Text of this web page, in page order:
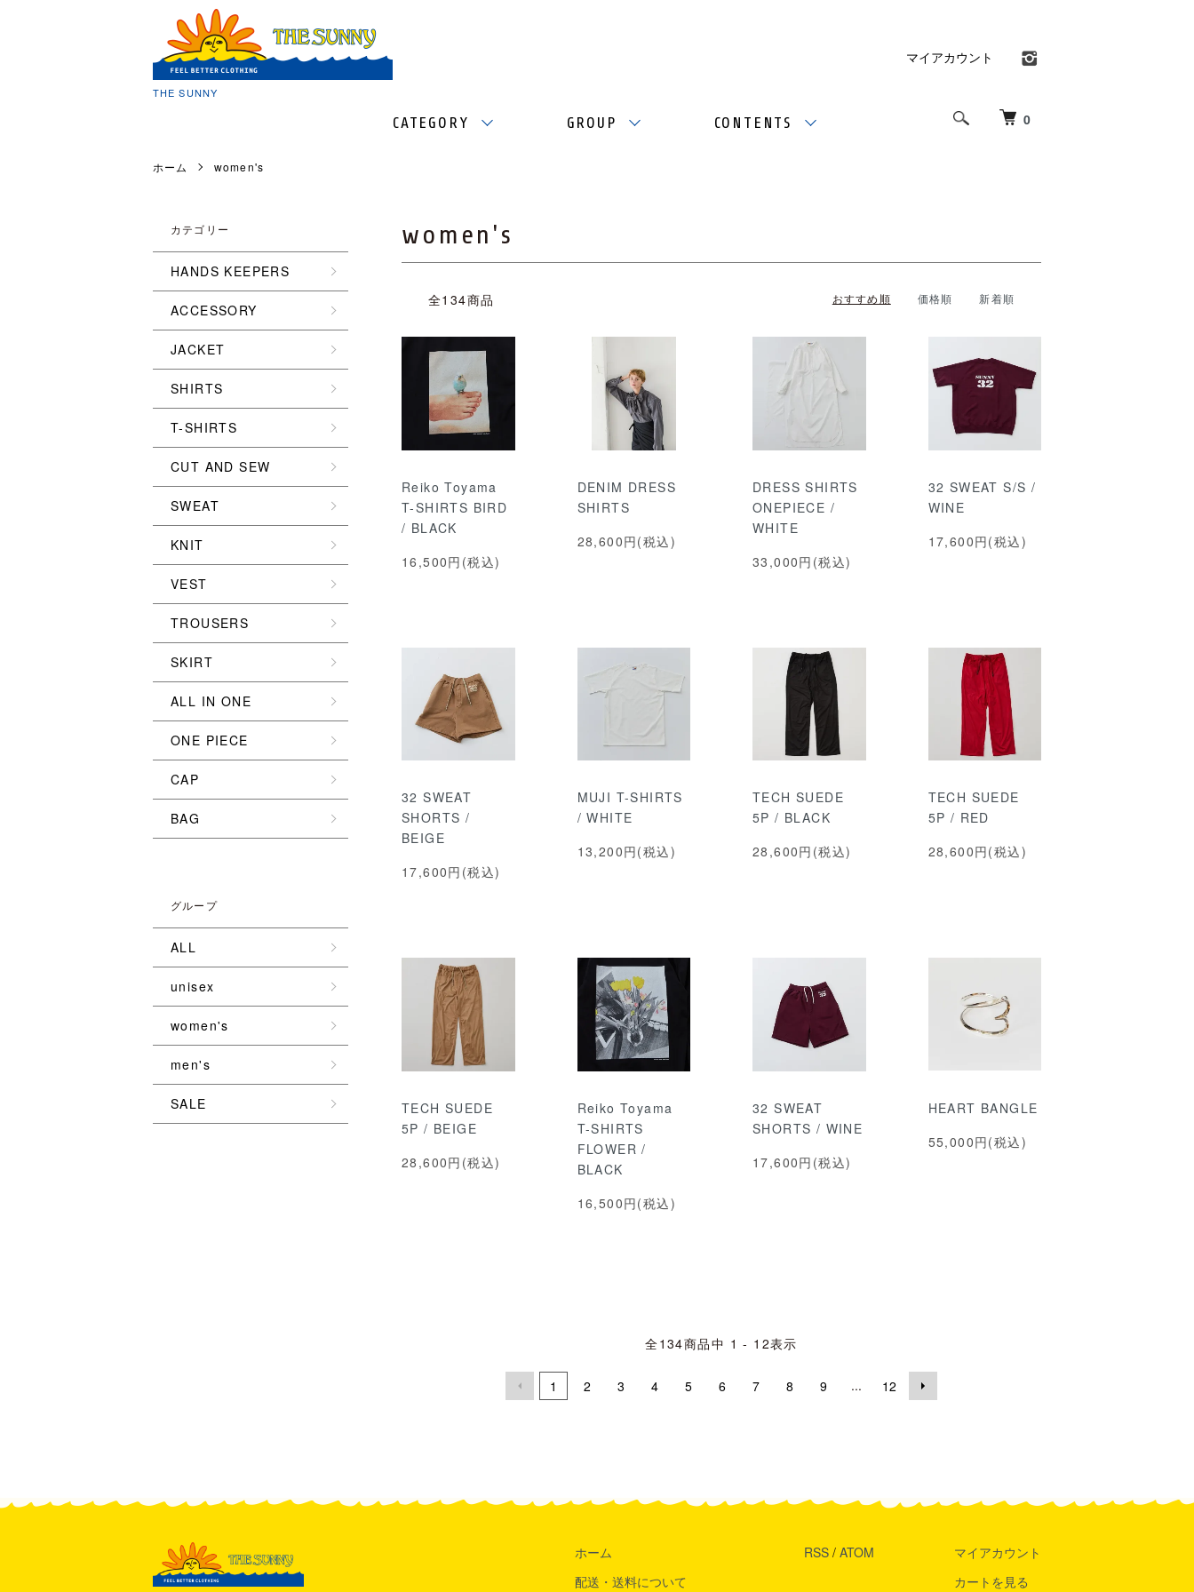
THE SUNNY
0
CATEGORY GROUP CONTENTS
マイアカウント
ホーム women's
women's
全134商品 おすすめ順 価格順 新着順
Reiko Toyama
T-SHIRTS BIRD
/ BLACK
16,500円(税込)
DENIM DRESS
SHIRTS
28,600円(税込)
DRESS SHIRTS
ONEPIECE /
WHITE
33,000円(税込)
32 SWEAT S/S /
WINE
17,600円(税込)
32 SWEAT
SHORTS /
BEIGE
17,600円(税込)
MUJI T-SHIRTS
/ WHITE
13,200円(税込)
TECH SUEDE
5P / BLACK
28,600円(税込)
TECH SUEDE
5P / RED
28,600円(税込)
TECH SUEDE
5P / BEIGE
28,600円(税込)
Reiko Toyama
T-SHIRTS
FLOWER /
BLACK
16,500円(税込)
32 SWEAT
SHORTS / WINE
17,600円(税込)
HEART BANGLE
55,000円(税込)
全134商品中 1 - 12表示
1 2 3 4 5 6 7 8 9 ... 12
カテゴリー
HANDS KEEPERS
ACCESSORY
JACKET
SHIRTS
T-SHIRTS
CUT AND SEW
SWEAT
KNIT
VEST
TROUSERS
SKIRT
ALL IN ONE
ONE PIECE
CAP
BAG
グループ
ALL
unisex
women's
men's
SALE
ホーム
配送・送料について
RSS / ATOM
マイアカウント
カートを見る